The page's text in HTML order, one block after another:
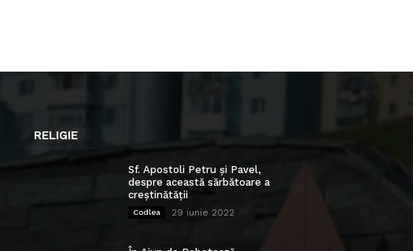
RELIGIE
Sf. Apostoli Petru și Pavel,
despre această sărbătoare a
creștinătății
Codlea 29 iunie 2022